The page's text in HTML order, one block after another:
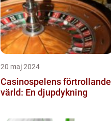
20 maj 2024
Casinospelens förtrollande
värld: En djupdykning